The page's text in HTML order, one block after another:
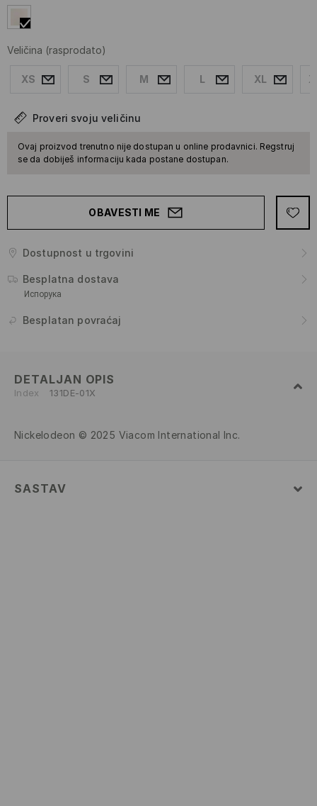
Veličina (rasprodato)
XS S M L XL
Proveri svoju veličinu
Ovaj proizvod trenutno nije dostupan u online prodavnici. Regstruj
se da dobiješ informaciju kada postane dostupan.
OBAVESTI ME
Dostupnost u trgovini
Besplatna dostava
Испорука
Besplatan povraćaj
DETALJAN OPIS
Index 131DE-01X
Nickelodeon © 2025 Viacom International Inc.
SASTAV